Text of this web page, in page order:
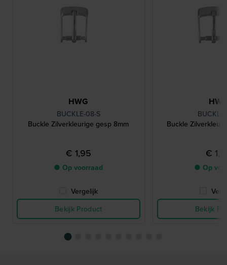
HWG
BUCKLE-08-S
Buckle Zilverkleurige gesp 8mm
€ 1,95
● Op voorraad
Vergelijk
Bekijk Product
Buckle
€
● Op
Bekijk